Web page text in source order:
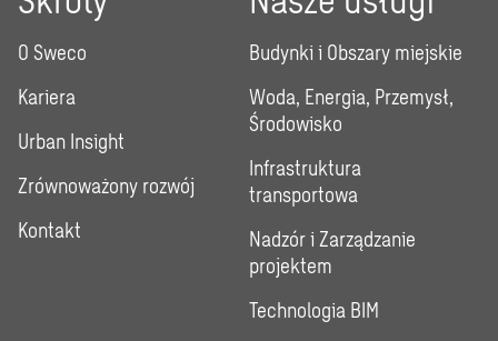
O Sweco
Kariera
Urban Insight
Zrównoważony rozwój
Kontakt
Budynki i Obszary miejskie
Woda, Energia, Przemysł,
Środowisko
Infrastruktura
transportowa
Nadzór i Zarządzanie
projektem
Technologia BIM